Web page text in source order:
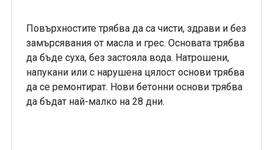
Повърхностите трябва да са чисти, здрави и без
замърсявания от масла и грес. Основата трябва
да бъде суха, без застояла вода. Натрошени,
напукани или с нарушена цялост основи трябва
да се ремонтират. Нови бетонни основи трябва
да бъдат най-малко на 28 дни.